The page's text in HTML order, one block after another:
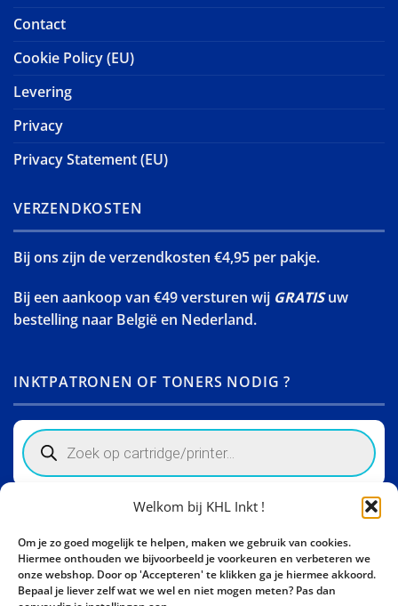
Welkom bij KHL Inkt !
Om je zo goed mogelijk te helpen, maken we gebruik van cookies.
Hiermee onthouden we bijvoorbeeld je voorkeuren en verbeteren we
onze webshop. Door op 'Accepteren' te klikken ga je hiermee akkoord.
Bepaal je liever zelf wat we wel en niet mogen meten? Pas dan
Contact
Cookie Policy (EU)
Levering
Privacy
Privacy Statement (EU)
VERZENDKOSTEN
Bij ons zijn de verzendkosten €4,95 per pakje.
Bij een aankoop van €49 versturen wij GRATISuw
bestelling naar België en Nederland.
INKTPATRONEN OF TONERS NODIG ?
Products
search
Activity Invest BV - KHL, Kempische Steenweg 274
3500 Hasselt - België BE0862447190